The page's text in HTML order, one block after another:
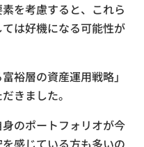
を考慮すると、これら
は好機になる可能性が
裕層の資産運用戦略」
きました。
のポートフォリオが今